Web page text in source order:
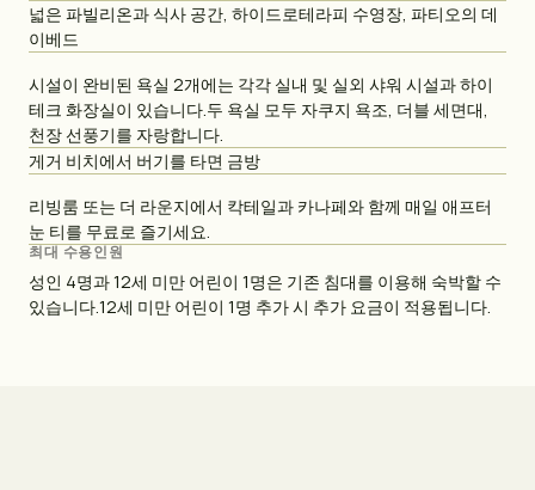
넓은 파빌리온과 식사 공간, 하이드로테라피 수영장, 파티오의 데
이베드
시설이 완비된 욕실 2개에는 각각 실내 및 실외 샤워 시설과 하이
테크 화장실이 있습니다.두 욕실 모두 자쿠지 욕조, 더블 세면대,
천장 선풍기를 자랑합니다.
게거 비치에서 버기를 타면 금방
리빙룸 또는 더 라운지에서 칵테일과 카나페와 함께 매일 애프터
눈 티를 무료로 즐기세요.
최대 수용인원
성인 4명과 12세 미만 어린이 1명은 기존 침대를 이용해 숙박할 수
있습니다.12세 미만 어린이 1명 추가 시 추가 요금이 적용됩니다.